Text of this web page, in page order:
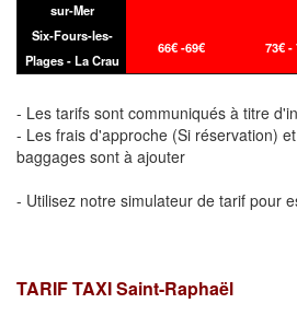
sur-Mer
Six-Fours-les-
Plages - La Crau
66€ -69€ 73€ -
- Les tarifs sont communiqués à titre
- Les frais d'approche (Si réservation)
baggages sont à ajouter
- Utilisez notre simulateur de tarif pour
TARIF TAXI Saint-Raphaël